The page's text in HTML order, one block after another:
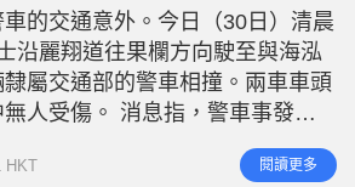
.
0
0
%
n
i
i
c
u
r
e
的交通意外。今日（30日）清晨
沿麗翔道往果欄方向駛至與海泓
屬交通部的警車相撞。兩車車頭
人受傷。 消息指，警車事發時
方正調查車禍起因，不排除有人衝
，的士行駛方向設有俗稱「白鴿
HKT 閱讀更多